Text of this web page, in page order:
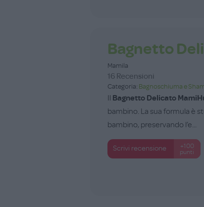
Bagnetto
Mamila
16 Recensioni
Categoria: Bagnoschiuma e
Il Bagnetto Delicato
bambino. La sua formula è
bambino, preservando l’e...
Scrivi recensione
+100
punti